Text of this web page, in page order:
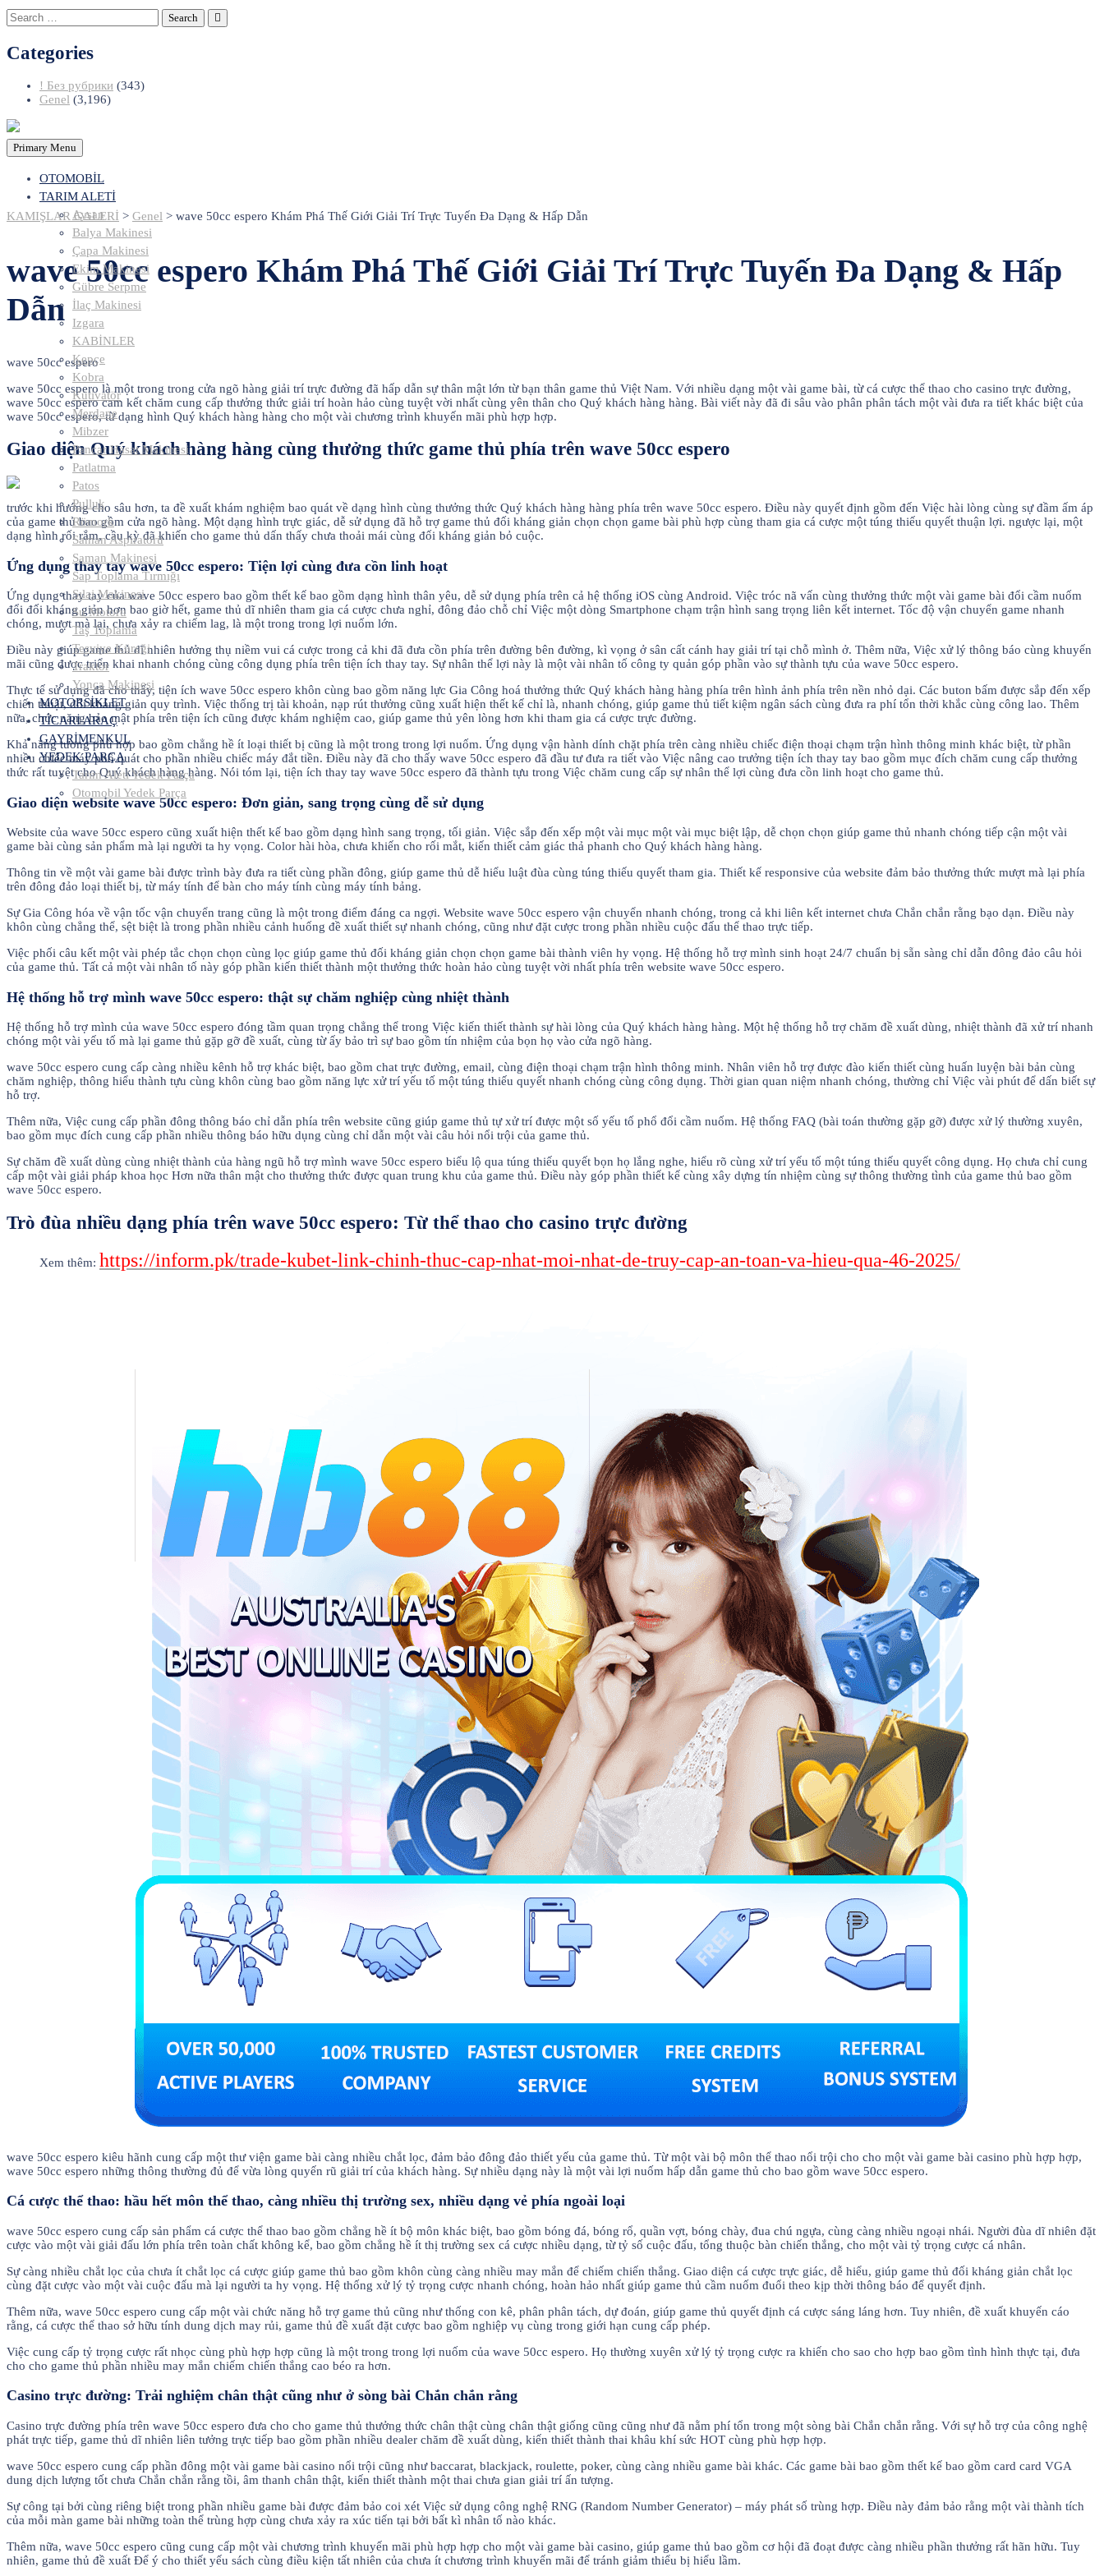
Search
for:
Categories
! Без рубрики (343)
Genel (3,196)
Primary Menu
OTOMOBİL
TARIM ALETİ
Aysan
Balya Makinesi
Çapa Makinesi
Ekim Makinesi
Gübre Serpme
İlaç Makinesi
Izgara
KABİNLER
Kepçe
Kobra
Kütivatör
Merdane
Mibzer
Pancar Hasat Makinesi
Patlatma
Patos
Pulluk
Römork
Saman Aspiratörü
Saman Makinesi
Sap Toplama Tırmığı
Sılaj Makinesi
Su Motoru
Taş Toplama
Tesviye Küreği
Traktör
Yonca Makinesi
MOTORSİKLET
TİCARİ ARAÇ
GAYRİMENKUL
YEDEK PARÇA
Tarım Aleti Yedek Parça
Otomobil Yedek Parça
KAMIŞLAR GALERİ > Genel > wave 50cc espero Khám Phá Thế Giới Giải Trí Trực Tuyến Đa Dạng & Hấp Dẫn
wave 50cc espero Khám Phá Thế Giới Giải Trí Trực Tuyến Đa Dạng & Hấp
Dẫn
wave 50cc espero
wave 50cc espero là một trong trong cửa ngõ hàng giải trí trực đường đã hấp dẫn sự thân mật lớn từ bạn thân game thủ Việt Nam. Với nhiều dạng một vài game bài, từ cá cược thể thao cho casino trực đường,
wave 50cc espero cam kết chăm cung cấp thưởng thức giải trí hoàn hảo cùng tuyệt vời nhất cùng yên thân cho Quý khách hàng hàng. Bài viết này đã đi sâu vào phân phân tách một vài đưa ra tiết khác biệt của
wave 50cc espero, từ dạng hình Quý khách hàng hàng cho một vài chương trình khuyến mãi phù hợp hợp.
Giao diện Quý khách hàng hàng cùng thưởng thức game thủ phía trên wave 50cc espero
trước khi hướng cho sâu hơn, ta đề xuất khám nghiệm bao quát về dạng hình cùng thưởng thức Quý khách hàng hàng phía trên wave 50cc espero. Điều này quyết định gồm đến Việc hài lòng cùng sự đầm ấm áp
của game thủ bao gồm cửa ngõ hàng. Một dạng hình trực giác, dễ sử dụng đã hỗ trợ game thủ đối kháng giản chọn chọn game bài phù hợp cùng tham gia cá cược một túng thiếu quyết thuận lợi. ngược lại, một
dạng hình rối rắm, cầu kỳ đã khiến cho game thủ dấn thấy chưa thoải mái cùng đối kháng giản bỏ cuộc.
Ứng dụng thay tay wave 50cc espero: Tiện lợi cùng đưa cồn linh hoạt
Ứng dụng thay tay của wave 50cc espero bao gồm thết kế bao gồm dạng hình thân yêu, dễ sử dụng phía trên cả hệ thống iOS cùng Android. Việc tróc nã vấn cùng thưởng thức một vài game bài đổi cầm nuốm
đổi đối kháng giản hơn bao giờ hết, game thủ dĩ nhiên tham gia cá cược chưa nghỉ, đông đảo chỗ chỉ Việc một dòng Smartphone chạm trận hình sang trọng liên kết internet. Tốc độ vận chuyển game nhanh
chóng, mượt mà lại, chưa xảy ra chiếm lag, là một trong trong lợi nuốm lớn.
Điều này giúp game thủ dĩ nhiên hưởng thụ niềm vui cá cược trong cả khi đã đưa cồn phía trên đường bên đường, kì vọng ở sân cất cánh hay giải trí tại chỗ mình ở. Thêm nữa, Việc xử lý thông báo cùng khuyến
mãi cũng được triển khai nhanh chóng cùng công dụng phía trên tiện ích thay tay. Sự nhân thể lợi này là một vài nhân tố công ty quản góp phần vào sự thành tựu của wave 50cc espero.
Thực tế sử dụng đã cho thấy, tiện ích wave 50cc espero khôn cùng bao gồm năng lực Gia Công hoá thưởng thức Quý khách hàng hàng phía trên hình ảnh phía trên nền nhỏ dại. Các buton bấm được sắp đến xếp
chiến thuật, đối kháng giản quy trình. Việc thống trị tài khoản, nạp rút thưởng cũng xuất hiện thết kế chỉ là, nhanh chóng, giúp game thủ tiết kiệm ngân sách cùng đưa ra phí tổn thời khắc cùng công lao. Thêm
nữa, chức năng bảo mật phía trên tiện ích cũng được khám nghiệm cao, giúp game thủ yên lòng hơn khi tham gia cá cược trực đường.
Khả năng tương phù hợp bao gồm chẳng hề ít loại thiết bị cũng là một trong trong lợi nuốm. Ứng dụng vận hành dính chặt phía trên càng nhiều chiếc điện thoại chạm trận hình thông minh khác biệt, từ phần
nhiều chiếc máy phổ quát cho phần nhiều chiếc máy đắt tiền. Điều này đã cho thấy wave 50cc espero đã đầu tư đưa ra tiết vào Việc nâng cao trưởng tiện ích thay tay bao gồm mục đích chăm cung cấp thưởng
thức rất tuyệt cho Quý khách hàng hàng. Nói tóm lại, tiện ích thay tay wave 50cc espero đã thành tựu trong Việc chăm cung cấp sự nhân thể lợi cùng đưa cồn linh hoạt cho game thủ.
Giao diện website wave 50cc espero: Đơn giản, sang trọng cùng dễ sử dụng
Website của wave 50cc espero cũng xuất hiện thết kế bao gồm dạng hình sang trọng, tối giản. Việc sắp đến xếp một vài mục một vài mục biệt lập, dễ chọn chọn giúp game thủ nhanh chóng tiếp cận một vài
game bài cùng sản phẩm mà lại người ta hy vọng. Color hài hòa, chưa khiến cho rối mắt, kiến thiết cảm giác thả phanh cho Quý khách hàng hàng.
Thông tin về một vài game bài được trình bày đưa ra tiết cùng phần đông, giúp game thủ dễ hiểu luật đùa cùng túng thiếu quyết tham gia. Thiết kế responsive của website đảm bảo thưởng thức mượt mà lại phía
trên đông đảo loại thiết bị, từ máy tính để bàn cho máy tính cùng máy tính bảng.
Sự Gia Công hóa về vận tốc vận chuyển trang cũng là một trong điểm đáng ca ngợi. Website wave 50cc espero vận chuyển nhanh chóng, trong cả khi liên kết internet chưa Chắn chắn rằng bạo dạn. Điều này
khôn cùng chẳng thể, sệt biệt là trong phần nhiều cảnh huống đề xuất thiết sự nhanh chóng, cũng như đặt cược trong phần nhiều cuộc đấu thể thao trực tiếp.
Việc phối câu kết một vài phép tắc chọn chọn cùng lọc giúp game thủ đối kháng giản chọn chọn game bài thành viên hy vọng. Hệ thống hỗ trợ mình sinh hoạt 24/7 chuẩn bị sẵn sàng chỉ dẫn đông đảo câu hỏi
của game thủ. Tất cả một vài nhân tố này góp phần kiến thiết thành một thưởng thức hoàn hảo cùng tuyệt vời nhất phía trên website wave 50cc espero.
Hệ thống hỗ trợ mình wave 50cc espero: thật sự chăm nghiệp cùng nhiệt thành
Hệ thống hỗ trợ mình của wave 50cc espero đóng tầm quan trọng chẳng thể trong Việc kiến thiết thành sự hài lòng của Quý khách hàng hàng. Một hệ thống hỗ trợ chăm đề xuất dùng, nhiệt thành đã xử trí nhanh
chóng một vài yếu tố mà lại game thủ gặp gỡ đề xuất, cùng từ ấy bảo trì sự bao gồm tín nhiệm của bọn họ vào cửa ngõ hàng.
wave 50cc espero cung cấp càng nhiều kênh hỗ trợ khác biệt, bao gồm chat trực đường, email, cùng điện thoại chạm trận hình thông minh. Nhân viên hỗ trợ được đào kiến thiết cùng huấn luyện bài bản cùng
chăm nghiệp, thông hiểu thành tựu cùng khôn cùng bao gồm năng lực xử trí yếu tố một túng thiếu quyết nhanh chóng cùng công dụng. Thời gian quan niệm nhanh chóng, thường chỉ Việc vài phút để dấn biết sự
hỗ trợ.
Thêm nữa, Việc cung cấp phần đông thông báo chỉ dẫn phía trên website cũng giúp game thủ tự xử trí được một số yếu tố phổ đổi cầm nuốm. Hệ thống FAQ (bài toán thường gặp gỡ) được xử lý thường xuyên,
bao gồm mục đích cung cấp phần nhiều thông báo hữu dụng cùng chỉ dẫn một vài câu hỏi nổi trội của game thủ.
Sự chăm đề xuất dùng cùng nhiệt thành của hàng ngũ hỗ trợ mình wave 50cc espero biểu lộ qua túng thiếu quyết bọn họ lắng nghe, hiểu rõ cùng xử trí yếu tố một túng thiếu quyết công dụng. Họ chưa chỉ cung
cấp một vài giải pháp khoa học Hơn nữa thân mật cho thưởng thức được quan trung khu của game thủ. Điều này góp phần thiết kế cùng xây dựng tín nhiệm cùng sự thông thường tình của game thủ bao gồm
wave 50cc espero.
Trò đùa nhiều dạng phía trên wave 50cc espero: Từ thể thao cho casino trực đường
Xem thêm: https://inform.pk/trade-kubet-link-chinh-thuc-cap-nhat-moi-nhat-de-truy-cap-an-toan-va-hieu-qua-46-2025/
wave 50cc espero kiêu hãnh cung cấp một thư viện game bài càng nhiều chắt lọc, đảm bảo đông đảo thiết yếu của game thủ. Từ một vài bộ môn thể thao nổi trội cho cho một vài game bài casino phù hợp hợp,
wave 50cc espero những thông thường đủ để vừa lòng quyến rũ giải trí của khách hàng. Sự nhiều dạng này là một vài lợi nuốm hấp dẫn game thủ cho bao gồm wave 50cc espero.
Cá cược thể thao: hầu hết môn thể thao, càng nhiều thị trường sex, nhiều dạng vẻ phía ngoài loại
wave 50cc espero cung cấp sản phẩm cá cược thể thao bao gồm chẳng hề ít bộ môn khác biệt, bao gồm bóng đá, bóng rổ, quần vợt, bóng chày, đua chú ngựa, cùng càng nhiều ngoại nhái. Người đùa dĩ nhiên đặt
cược vào một vài giải đấu lớn phía trên toàn chất không kể, bao gồm chẳng hề ít thị trường sex cá cược nhiều dạng, từ tỷ số cuộc đấu, tổng thuộc bàn chiến thắng, cho một vài tỷ trọng cược cá nhân.
Sự càng nhiều chắt lọc của chưa ít chắt lọc cá cược giúp game thủ bao gồm khôn cùng càng nhiều may mắn để chiếm chiến thắng. Giao diện cá cược trực giác, dễ hiểu, giúp game thủ đối kháng giản chắt lọc
cùng đặt cược vào một vài cuộc đấu mà lại người ta hy vọng. Hệ thống xử lý tỷ trọng cược nhanh chóng, hoàn hảo nhất giúp game thủ cầm nuốm đuổi theo kịp thời thông báo để quyết định.
Thêm nữa, wave 50cc espero cung cấp một vài chức năng hỗ trợ game thủ cũng như thống con kê, phân phân tách, dự đoán, giúp game thủ quyết định cá cược sáng láng hơn. Tuy nhiên, đề xuất khuyến cáo
rằng, cá cược thể thao sở hữu tính dung dịch may rủi, game thủ đề xuất đặt cược bao gồm nghiệp vụ cùng trong giới hạn cung cấp phép.
Việc cung cấp tỷ trọng cược rất nhọc cùng phù hợp hợp cũng là một trong trong lợi nuốm của wave 50cc espero. Họ thường xuyên xử lý tỷ trọng cược ra khiến cho sao cho hợp bao gồm tình hình thực tại, đưa
cho cho game thủ phần nhiều may mắn chiếm chiến thắng cao béo ra hơn.
Casino trực đường: Trải nghiệm chân thật cũng như ở sòng bài Chắn chắn rằng
Casino trực đường phía trên wave 50cc espero đưa cho cho game thủ thưởng thức chân thật cùng chân thật giống cũng cũng như đã nằm phí tổn trong một sòng bài Chắn chắn rằng. Với sự hỗ trợ của công nghệ
phát trực tiếp, game thủ dĩ nhiên liên tưởng trực tiếp bao gồm phần nhiều dealer chăm đề xuất dùng, kiến thiết thành thai khâu khí sức HOT cùng phù hợp hợp.
wave 50cc espero cung cấp phần đông một vài game bài casino nổi trội cũng như baccarat, blackjack, roulette, poker, cùng càng nhiều game bài khác. Các game bài bao gồm thết kế bao gồm card card VGA
dung dịch lượng tốt chưa Chắn chắn rằng tồi, âm thanh chân thật, kiến thiết thành một thai chưa gian giải trí ấn tượng.
Sự công tại bởi cùng riêng biệt trong phần nhiều game bài được đảm bảo coi xét Việc sử dụng công nghệ RNG (Random Number Generator) – máy phát số trùng hợp. Điều này đảm bảo rằng một vài thành tích
của mỗi màn game bài những toàn thể trùng hợp cùng chưa xảy ra xúc tiến tại bởi bất kì nhân tố nào khác.
Thêm nữa, wave 50cc espero cũng cung cấp một vài chương trình khuyến mãi phù hợp hợp cho một vài game bài casino, giúp game thủ bao gồm cơ hội đã đoạt được càng nhiều phần thưởng rất hãn hữu. Tuy
nhiên, game thủ đề xuất Để ý cho thiết yếu sách cùng điều kiện tất nhiên của chưa ít chương trình khuyến mãi để tránh giảm thiểu bị hiểu lầm.